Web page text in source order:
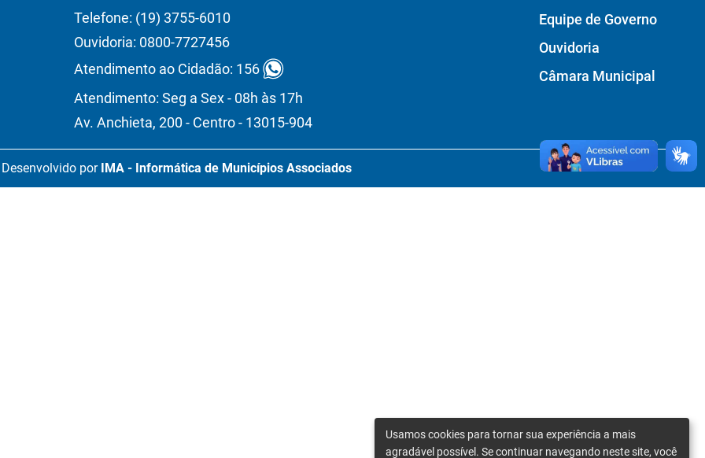
Telefone: (19) 3755-6010
Ouvidoria: 0800-7727456
Atendimento ao Cidadão: 156
Atendimento: Seg a Sex - 08h às 17h
Av. Anchieta, 200 - Centro - 13015-904
Equipe de Governo
Ouvidoria
Câmara Municipal
Desenvolvido por IMA - Informática de Municípios Associados
Usamos cookies para tornar sua experiência a mais
agradável possível. Se continuar navegando neste site, você